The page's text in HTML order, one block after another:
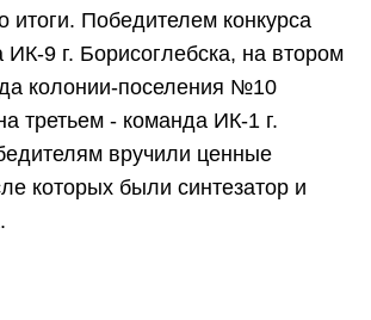
итоги. Победителем конкурса
ИК-9 г. Борисоглебска, на втором
колонии-поселения №10
третьем - команда ИК-1 г.
вручили ценные
которых были синтезатор и